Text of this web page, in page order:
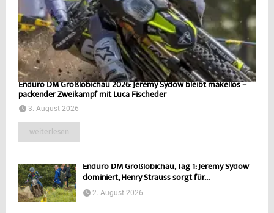
Enduro DM Großlöbichau 2026: Jeremy Sydow bleibt makellos –
packender Zweikampf mit Luca Fischeder
3. August 2026
weiterlesen
Enduro DM Großlöbichau, Tag 1: Jeremy Sydow
dominiert, Henry Strauss sorgt für...
2. August 2026